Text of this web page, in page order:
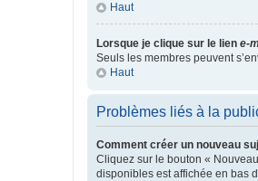
Haut
Lorsque je clique sur le lien e-
Seuls les membres peuvent
Haut
Problèmes liés à la
Comment créer un nouveau
Cliquez sur le bouton «
disponibles est affichée en bas